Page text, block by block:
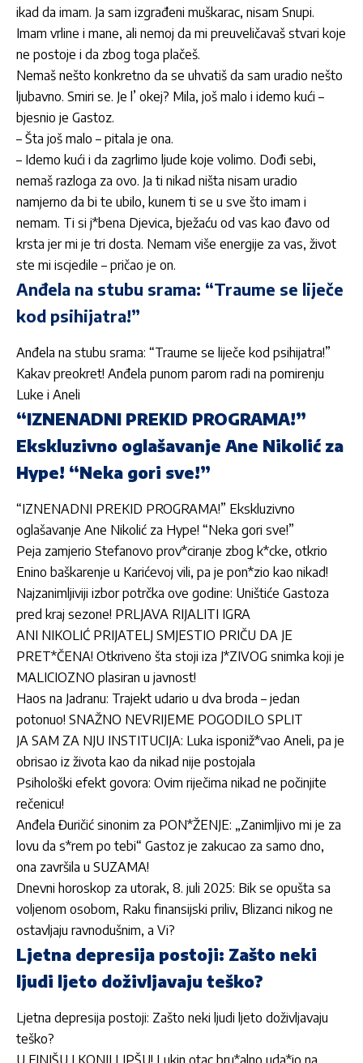
ikad da imam. Ja sam izgrađeni muškarac, nisam Snupi.
Imam vrline i mane, ali nemoj da mi preuveličavaš stvari koje
ne postoje i da zbog toga plačeš.
Nemaš nešto konkretno da se uhvatiš da sam uradio nešto
ljubavno. Smiri se. Je l’ okej? Mila, još malo i idemo kući –
bjesnio je Gastoz.
– Šta još malo – pitala je ona.
– Idemo kući i da zagrlimo ljude koje volimo. Dođi sebi,
nemaš razloga za ovo. Ja ti nikad ništa nisam uradio
namjerno da bi te ubilo, kunem ti se u sve što imam i
nemam. Ti si j*bena Djevica, bježaću od vas kao đavo od
krsta jer mi je tri dosta. Nemam više energije za vas, život
ste mi iscjedile – pričao je on.
Anđela na stubu srama: “Traume se liječe
kod psihijatra!”
Anđela na stubu srama: “Traume se liječe kod psihijatra!”
Kakav preokret! Anđela punom parom radi na pomirenju
Luke i Aneli
“IZNENADNI PREKID PROGRAMA!”
Ekskluzivno oglašavanje Ane Nikolić za
Hype! “Neka gori sve!”
“IZNENADNI PREKID PROGRAMA!” Ekskluzivno
oglašavanje Ane Nikolić za Hype! “Neka gori sve!”
Peja zamjerio Stefanovo prov*ciranje zbog k*cke, otkrio
Enino baškarenje u Karićevoj vili, pa je pon*zio kao nikad!
Najzanimljiviji izbor potrčka ove godine: Uništiće Gastoza
pred kraj sezone! PRLJAVA RIJALITI IGRA
ANI NIKOLIĆ PRIJATELJ SMJESTIO PRIČU DA JE
PRET*ČENA! Otkriveno šta stoji iza J*ZIVOG snimka koji je
MALICIOZNO plasiran u javnost!
Haos na Jadranu: Trajekt udario u dva broda – jedan
potonuo! SNAŽNO NEVRIJEME POGODILO SPLIT
JA SAM ZA NJU INSTITUCIJA: Luka isponiž*vao Aneli, pa je
obrisao iz života kao da nikad nije postojala
Psihološki efekt govora: Ovim riječima nikad ne počinjite
rečenicu!
Anđela Đuričić sinonim za PON*ŽENJE: „Zanimljivo mi je za
lovu da s*rem po tebi“ Gastoz je zakucao za samo dno,
ona završila u SUZAMA!
Dnevni horoskop za utorak, 8. juli 2025: Bik se opušta sa
voljenom osobom, Raku finansijski priliv, Blizanci nikog ne
ostavljaju ravnodušnim, a Vi?
Ljetna depresija postoji: Zašto neki
ljudi ljeto doživljavaju teško?
Ljetna depresija postoji: Zašto neki ljudi ljeto doživljavaju
teško?